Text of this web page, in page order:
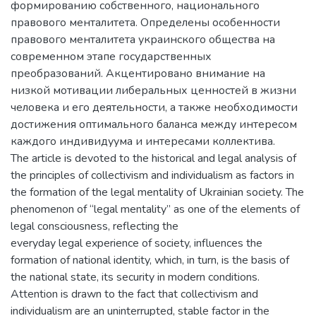
формированию собственного, национального
правового менталитета. Определены особенности
правового менталитета украинского общества на
современном этапе государственных
преобразований. Акцентировано внимание на
низкой мотивации либеральных ценностей в жизни
человека и его деятельности, а также необходимости
достижения оптимального баланса между интересом
каждого индивидуума и интересами коллектива.
The article is devoted to the historical and legal analysis of
the principles of collectivism and individualism as factors in
the formation of the legal mentality of Ukrainian society. The
phenomenon of “legal mentality” as one of the elements of
legal consciousness, reflecting the
everyday legal experience of society, influences the
formation of national identity, which, in turn, is the basis of
the national state, its security in modern conditions.
Attention is drawn to the fact that collectivism and
individualism are an uninterrupted, stable factor in the